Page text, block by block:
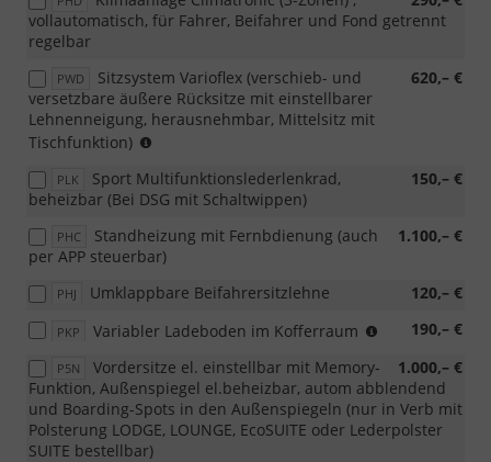
Aschenbecher
und
vollautomatisch, für Fahrer, Beifahrer und Fond getrennt
regelbar
PWD 620,– €
Sitzsystem Varioflex (verschieb- und
versetzbare äußere Rücksitze mit einstellbarer
Lehnenneigung, herausnehmbar, Mittelsitz mit
Tischfunktion)
Verb
mit
Ladeboden
bestellbar
PLK 150,– €
Sport Multifunktionslederlenkrad,
beheizbar (Bei DSG mit Schaltwippen)
PHC 1.100,– €
Standheizung mit Fernbdienung (auch
per APP steuerbar)
PHJ 120,– €
Umklappbare Beifahrersitzlehne
PKP 190,– €
Variabler Ladeboden im Kofferraum
nicht
Verbindung
mit
Sitzsystem
Varioflex,
P5N 1.000,– €
Vordersitze el. einstellbar mit Memory-
Funktion, Außenspiegel el.beheizbar, autom abblendend
und Boarding-Spots in den Außenspiegeln (nur in Verb mit
Polsterung LODGE, LOUNGE, EcoSUITE oder Lederpolster
SUITE bestellbar)